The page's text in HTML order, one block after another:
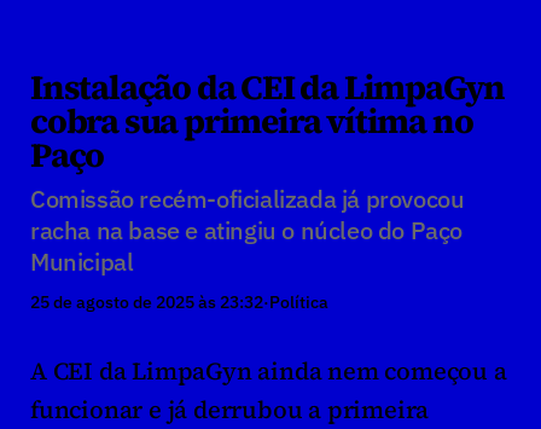
Instalação da CEI da LimpaGyn
cobra sua primeira vítima no
Paço
Comissão recém-oficializada já provocou
racha na base e atingiu o núcleo do Paço
Municipal
25 de agosto de 2025 às 23:32·Política
A CEI da LimpaGyn ainda nem começou a
funcionar e já derrubou a primeira